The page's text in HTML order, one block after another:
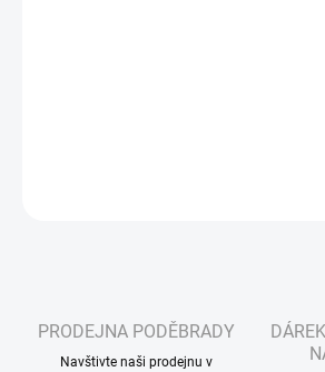
PRODEJNA PODĚBRADY
Navštivte naši prodejnu v